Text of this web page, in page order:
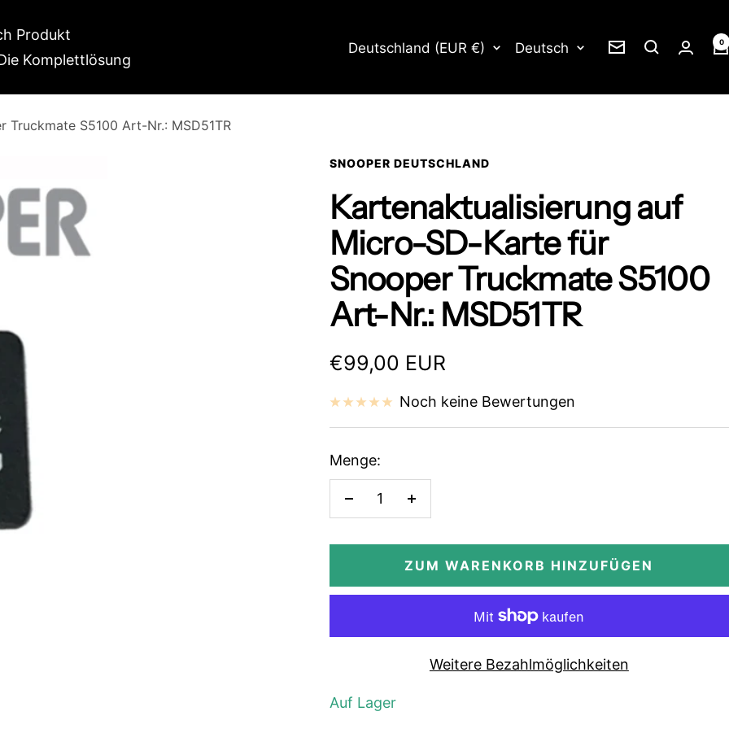
Produkt
Komplettlösung
Land/Region
Deutschland (EUR €) Sprache
Deutsch Newsletter
0
S5100 Art-Nr.: MSD51TR
SNOOPER DEUTSCHLAND
Kartenaktualisierung auf
Micro-SD-Karte für
Snooper Truckmate S5100
Art-Nr.: MSD51TR
Angebotspreis
€99,00 EUR
Noch keine Bewertungen
Menge:
ZUM WARENKORB HINZUFÜGEN
Weitere Bezahlmöglichkeiten
Auf Lager